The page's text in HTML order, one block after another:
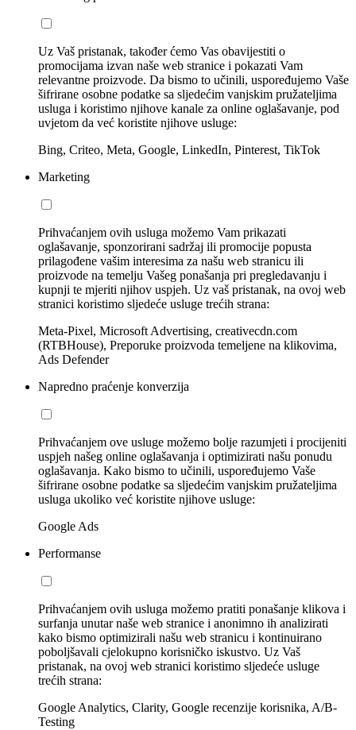
Uz Vaš pristanak, također ćemo Vas obavijestiti o
promocijama izvan naše web stranice i pokazati Vam
relevantne proizvode. Da bismo to učinili, uspoređujemo Vaše
šifrirane osobne podatke sa sljedećim vanjskim pružateljima
usluga i koristimo njihove kanale za online oglašavanje, pod
uvjetom da već koristite njihove usluge:
Bing, Criteo, Meta, Google, LinkedIn, Pinterest, TikTok
Marketing
Prihvaćanjem ovih usluga možemo Vam prikazati
oglašavanje, sponzorirani sadržaj ili promocije popusta
prilagođene vašim interesima za našu web stranicu ili
proizvode na temelju Vašeg ponašanja pri pregledavanju i
kupnji te mjeriti njihov uspjeh. Uz vaš pristanak, na ovoj web
stranici koristimo sljedeće usluge trećih strana:
Meta-Pixel, Microsoft Advertising, creativecdn.com
(RTBHouse), Preporuke proizvoda temeljene na klikovima,
Ads Defender
Napredno praćenje konverzija
Prihvaćanjem ove usluge možemo bolje razumjeti i procijeniti
uspjeh našeg online oglašavanja i optimizirati našu ponudu
oglašavanja. Kako bismo to učinili, uspoređujemo Vaše
šifrirane osobne podatke sa sljedećim vanjskim pružateljima
usluga ukoliko već koristite njihove usluge:
Google Ads
Performanse
Prihvaćanjem ovih usluga možemo pratiti ponašanje klikova i
surfanja unutar naše web stranice i anonimno ih analizirati
kako bismo optimizirali našu web stranicu i kontinuirano
poboljšavali cjelokupno korisničko iskustvo. Uz Vaš
pristanak, na ovoj web stranici koristimo sljedeće usluge
trećih strana:
Google Analytics, Clarity, Google recenzije korisnika, A/B-
Testing